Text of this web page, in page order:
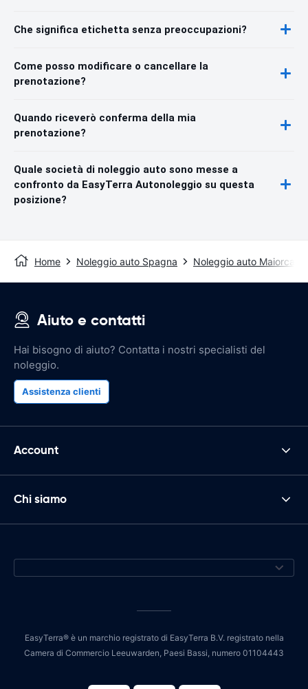
Che significa etichetta senza preoccupazioni?
Come posso modificare o cancellare la
prenotazione?
Quando riceverò conferma della mia
prenotazione?
Quale società di noleggio auto sono messe a
confronto da EasyTerra Autonoleggio su questa
posizione?
Home Noleggio auto Spagna Noleggio auto Maiorca
Aiuto e contatti
Hai bisogno di aiuto? Contatta i nostri specialisti del
noleggio.
Assistenza clienti
Account
Chi siamo
EasyTerra® è un marchio registrato di EasyTerra B.V. registrato nella
Camera di Commercio Leeuwarden, Paesi Bassi, numero 01104443